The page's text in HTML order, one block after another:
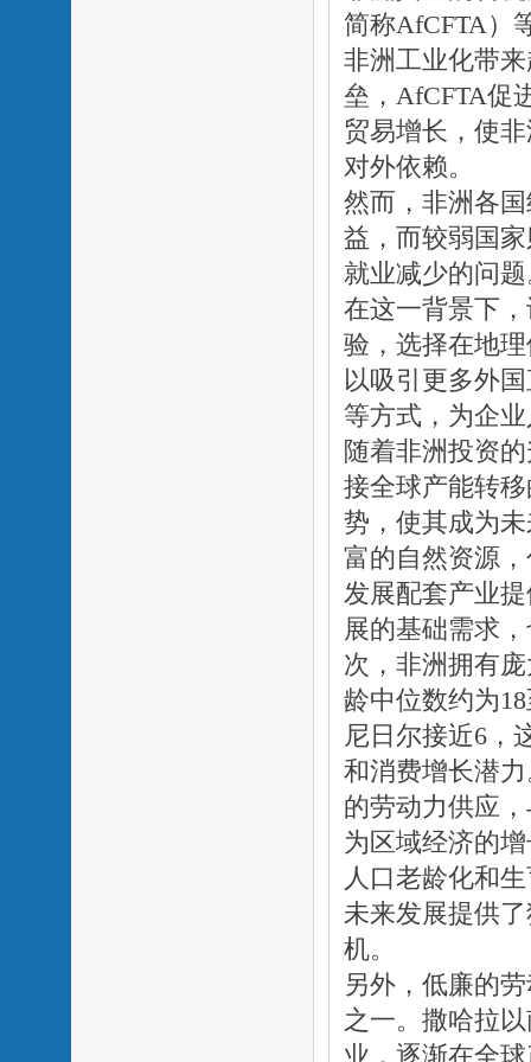
简称AfCFTA）
非洲工业化带
垒，AfCFTA促
贸易增长，使
对外依赖。
然而，非洲各
益，而较弱国
就业减少的问
在这一背景下
验，选择在地
以吸引更多外
等方式，为企
随着非洲投资
接全球产能转
势，使其成为
富的自然资源
发展配套产业
展的基础需求
次，非洲拥有
龄中位数约为
尼日尔接近6，
和消费增长潜
的劳动力供应
为区域经济的
人口老龄化和
未来发展提供
机。
另外，低廉的
之一。撒哈拉
业，逐渐在全